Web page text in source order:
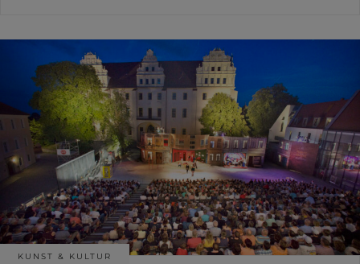
KUNST & KULTUR